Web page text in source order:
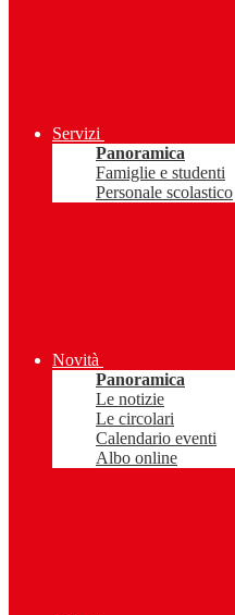
Servizi
Panoramica
Famiglie e studenti
Personale scolastico
Novità
Panoramica
Le notizie
Le circolari
Calendario eventi
Albo online